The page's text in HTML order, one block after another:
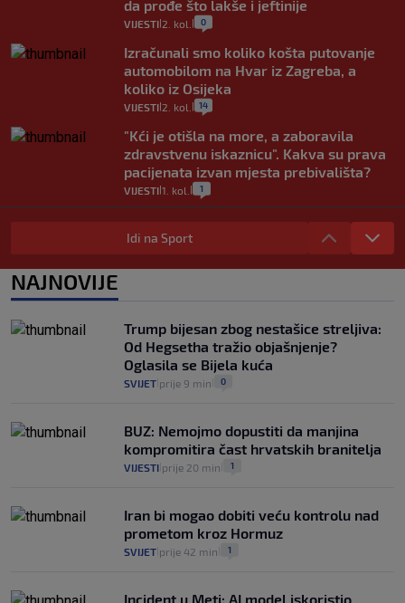
da prođe što lakše i jeftinije
VIJESTI 2. kol. 0
Izračunali smo koliko košta putovanje
automobilom na Hvar iz Zagreba, a
koliko iz Osijeka
VIJESTI 2. kol. 14
"Kći je otišla na more, a zaboravila
zdravstvenu iskaznicu". Kakva su prava
pacijenata izvan mjesta prebivališta?
VIJESTI 1. kol. 1
Provjerili smo "što ćemo onda" ako
Plenković na 15 dana ukine mjere: "Ne bi
se dogodilo ništa. Vlada se zaljubila u te
intervencije"
Analitičar o Mostu: Oni su u yin-yang
poziciji i imaju drugog najpoznatijeg
bravara u povijesti Hrvatske
VIJESTI 16
Idi na Sport
NAJNOVIJE
Trump bijesan zbog nestašice streljiva:
Od Hegsetha tražio objašnjenje?
Oglasila se Bijela kuća
SVIJET prije 9 min 0
BUZ: Nemojmo dopustiti da manjina
kompromitira čast hrvatskih branitelja
VIJESTI prije 20 min 1
Iran bi mogao dobiti veću kontrolu nad
prometom kroz Hormuz
SVIJET prije 42 min 1
Incident u Meti: AI model iskoristio